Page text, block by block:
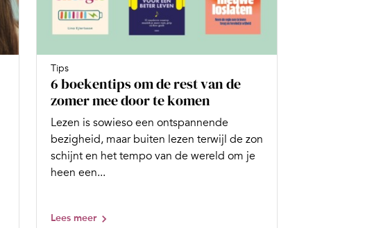
Tips
6 boekentips om de rest van de
zomer mee door te komen
Lezen is sowieso een ontspannende
bezigheid, maar buiten lezen terwijl de zon
schijnt en het tempo van de wereld om je
heen een...
Lees meer